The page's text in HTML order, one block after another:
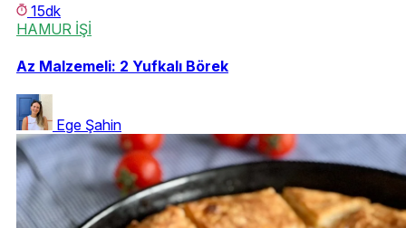
15dk
HAMUR İŞİ
Az Malzemeli: 2 Yufkalı Börek
Ege Şahin